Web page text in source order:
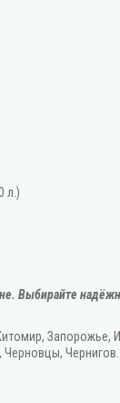
л.)
Выбирайте
Запорожье,
Чернигов.